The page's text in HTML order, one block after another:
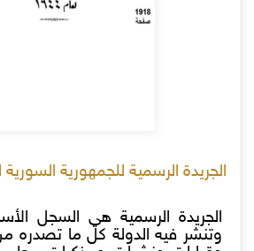
الجريدة الرسمية للجمهورية السورية لعام
الجريدة الرسمية هي السجل
وتنشر فيه الدولة كل ما تصدره